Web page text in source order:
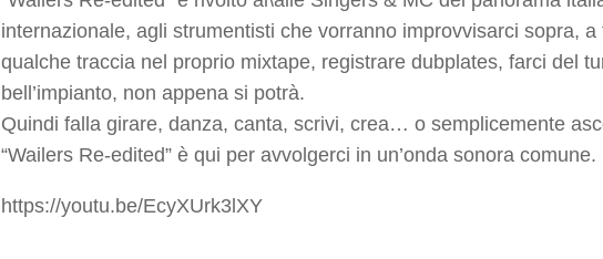
internazionale, agli strumentisti che vorranno improvvisarci sopra,
qualche traccia nel proprio mixtape, registrare dubplates, farci del
bell’impianto, non appena si potrà.
Quindi falla girare, danza, canta, scrivi, crea… o semplicemente
“Wailers Re-edited” è qui per avvolgerci in un’onda sonora comune.
https://youtu.be/EcyXUrk3lXY